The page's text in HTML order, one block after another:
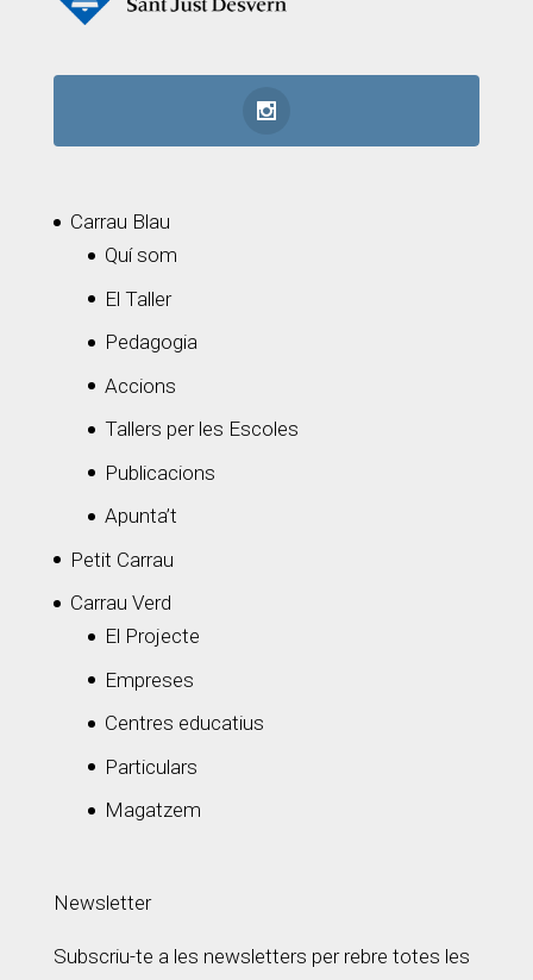
Carrau Blau
Quí som
El Taller
Pedagogia
Accions
Tallers per les Escoles
Publicacions
Apunta’t
Petit Carrau
Carrau Verd
El Projecte
Empreses
Centres educatius
Particulars
Magatzem
Newsletter
Subscriu-te a les newsletters per rebre totes les